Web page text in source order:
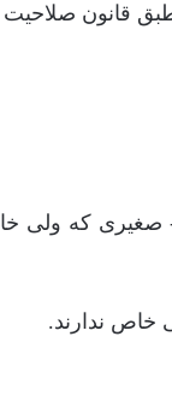
قانون
که حداقل یکی از شرایط زیر را داشته باشند لازم است برای آنان قیم